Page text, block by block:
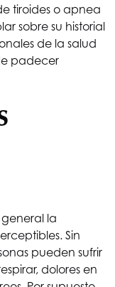
tiroides o apnea
sobre su historial
de la salud
padecer
la
Sin
pueden sufrir
dolores en